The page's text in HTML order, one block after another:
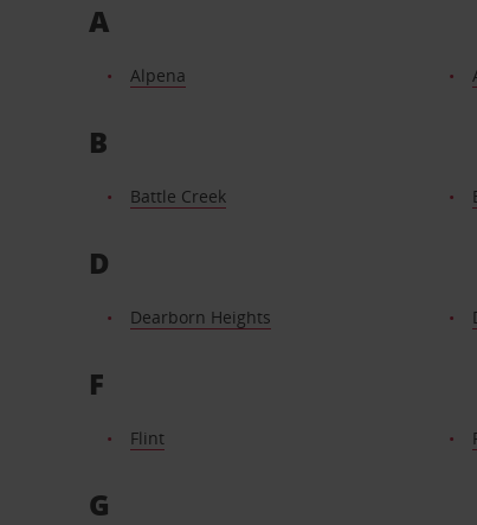
A
Alpena
B
Battle Creek
D
Dearborn Heights
F
Flint
G